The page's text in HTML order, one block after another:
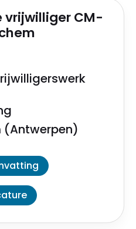
CM-
(Antwerpen)